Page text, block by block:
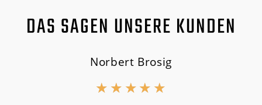
DAS SAGEN UNSERE KUNDEN
Norbert Brosig
★ ★ ★ ★ ★